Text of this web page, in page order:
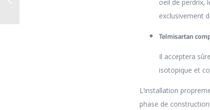
oeil de perdrix,
exclusivement
Telmisartan
Il acceptera
isotopique et
L’installation
phase de